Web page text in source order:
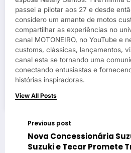
passei a pilotar aos 27 e desde
considero um amante de motos
compartilhar as experiências no
canal MOTONEIRO, no YouTube e
customs, clássicas, lançamentos,
canal esta se tornando uma
conectando entusiastas e
histórias inspiradoras.
View All Posts
Previous post
Nova Concessionária
Suzuki e Tecar Promete